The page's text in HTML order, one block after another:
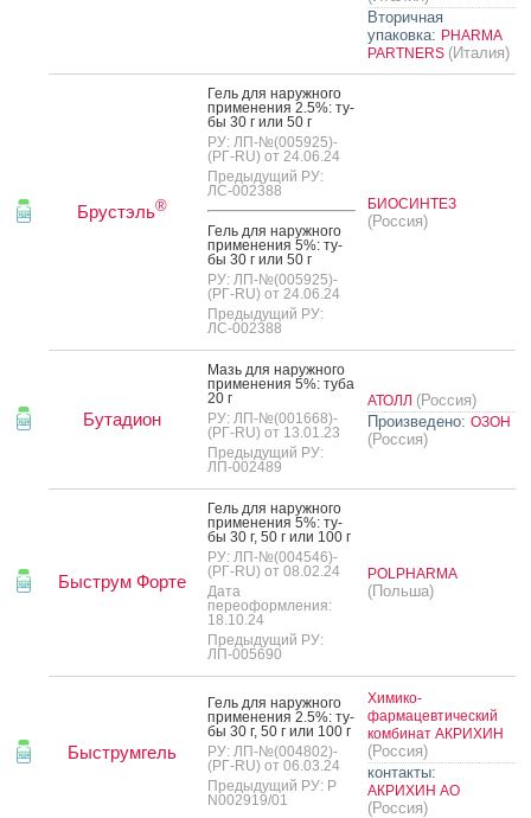
Вторичная
упаковка: PHARMA
PARTNERS (Италия)
Брустэль®
Гель для на­руж­но­го
при­мене­ния 2.5%: ту­
бы 30 г или 50 г
РУ: ЛП-№(005925)-
(РГ-RU) от 24.06.24
Предыдущий РУ:
ЛС-002388
Гель для на­руж­но­го
при­мене­ния 5%: ту­
бы 30 г или 50 г
РУ: ЛП-№(005925)-
(РГ-RU) от 24.06.24
Предыдущий РУ:
ЛС-002388
БИОСИНТЕЗ
(Россия)
Бутадион
Мазь для на­руж­но­го
при­мене­ния 5%: ту­ба
20 г
РУ: ЛП-№(001668)-
(РГ-RU) от 13.01.23
Предыдущий РУ:
ЛП-002489
АТОЛЛ (Россия)
Произведено: ОЗОН
(Россия)
Быструм Форте
Гель для на­руж­но­го
при­мене­ния 5%: ту­
бы 30 г, 50 г или 100 г
РУ: ЛП-№(004546)-
(РГ-RU) от 08.02.24
Дата
переоформления:
18.10.24
Предыдущий РУ:
ЛП-005690
POLPHARMA
(Польша)
Быструмгель
Гель для на­руж­но­го
при­мене­ния 2.5%: ту­
бы 30 г, 50 г или 100 г
РУ: ЛП-№(004802)-
(РГ-RU) от 06.03.24
Предыдущий РУ: Р
N002919/01
Химико-
фармацевтический
комбинат АКРИХИН
(Россия)
контакты:
АКРИХИН АО
(Россия)